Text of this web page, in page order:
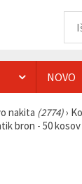
NOVO
nakita (2774)›
bron - 50 kosov